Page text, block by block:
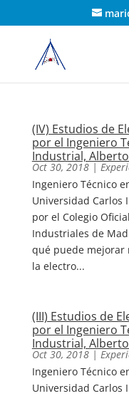
(IV) Estudios de
por el Ingeniero
Industrial, Alberto
Oct 30, 2018|
Ingeniero Técnico
Universidad Carlos
por el Colegio
Industriales de
qué puede mejorar
la electro...
(III) Estudios de
por el Ingeniero
Industrial, Alberto
Oct 30, 2018|
Ingeniero Técnico
Universidad Carlos